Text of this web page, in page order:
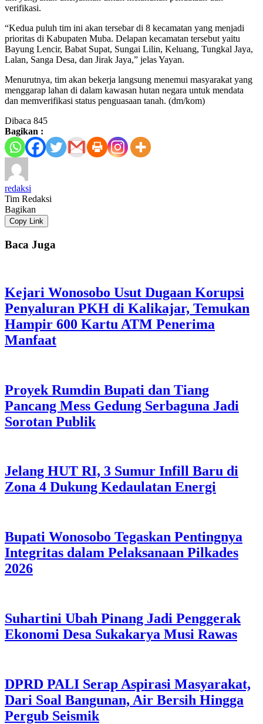
verifikasi.
“Kedua puluh tim ini akan tersebar di 8 kecamatan yang menjadi
prioritas di Kabupaten Muba. Delapan kecamatan tersebut yaitu
Bayung Lencir, Babat Supat, Sungai Lilin, Keluang, Tungkal Jaya,
Lalan, Sanga Desa, dan Jirak Jaya,” jelas Yayan.
Menurutnya, tim akan bekerja langsung menemui masyarakat yang
menggarap lahan di dalam kawasan hutan negara untuk mendata
dan memverifikasi status penguasaan tanah. (dm/kom)
Dibaca 845
Bagikan :
redaksi
Tim Redaksi
Bagikan
Copy Link
Baca Juga
Kejari Wonosobo Usut Dugaan Korupsi
Penyaluran PKH di Kalikajar, Temukan
Hampir 600 Kartu ATM Penerima
Manfaat
Proyek Rumdin Bupati dan Tiang
Pancang Mess Gedung Serbaguna Jadi
Sorotan Publik
Jelang HUT RI, 3 Sumur Infill Baru di
Zona 4 Dukung Kedaulatan Energi
Bupati Wonosobo Tegaskan Pentingnya
Integritas dalam Pelaksanaan Pilkades
2026
Suhartini Ubah Pinang Jadi Penggerak
Ekonomi Desa Sukakarya Musi Rawas
DPRD PALI Serap Aspirasi Masyarakat,
Dari Soal Bangunan, Air Bersih Hingga
Pergub Seismik